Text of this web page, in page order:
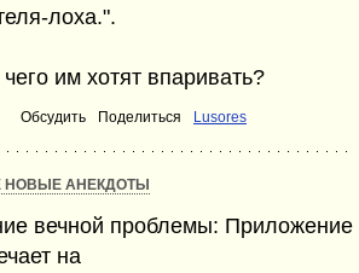
лоха.".
им хотят впаривать?
Обсудить Поделиться Lusores
НОВЫЕ АНЕКДОТЫ
вечной проблемы: Приложение
на